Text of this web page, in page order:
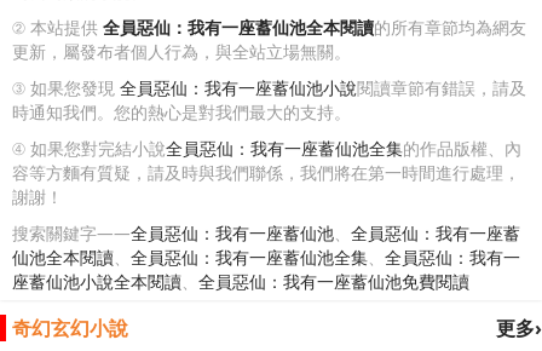
② 本站提供 全員惡仙：我有一座蓄仙池全本閱讀的所有章節均為網友
更新，屬發布者個人行為，與全站立場無關。
③ 如果您發現 全員惡仙：我有一座蓄仙池小說閱讀章節有錯誤，請及
時通知我們。您的熱心是對我們最大的支持。
④ 如果您對完結小說全員惡仙：我有一座蓄仙池全集的作品版權、內
容等方麵有質疑，請及時與我們聯係，我們將在第一時間進行處理，
謝謝！
搜索關鍵字——全員惡仙：我有一座蓄仙池、 全員惡仙：我有一座蓄
仙池全本閱讀、 全員惡仙：我有一座蓄仙池全集、 全員惡仙：我有一
座蓄仙池小說全本閱讀、 全員惡仙：我有一座蓄仙池免費閱讀
更多›
奇幻玄幻小說